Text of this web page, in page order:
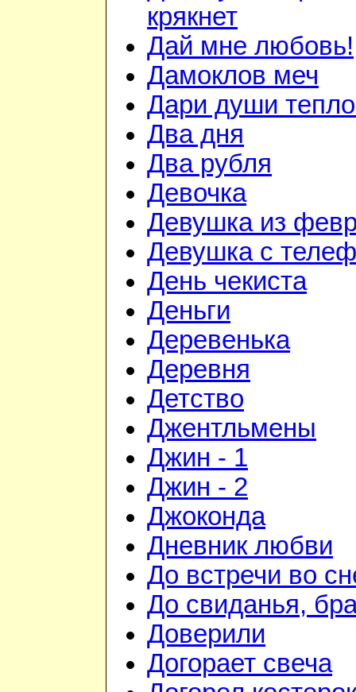
крякнет
Дай мне любовь!
Дамоклов меч
Дари души
Два дня
Два рубля
Девочка
Девушка из
Девушка с
День чекиста
Деньги
Деревенька
Деревня
Детство
Джентльмены
Джин - 1
Джин - 2
Джоконда
Дневник любви
До встречи во
До свиданья,
Доверили
Догорает свеча